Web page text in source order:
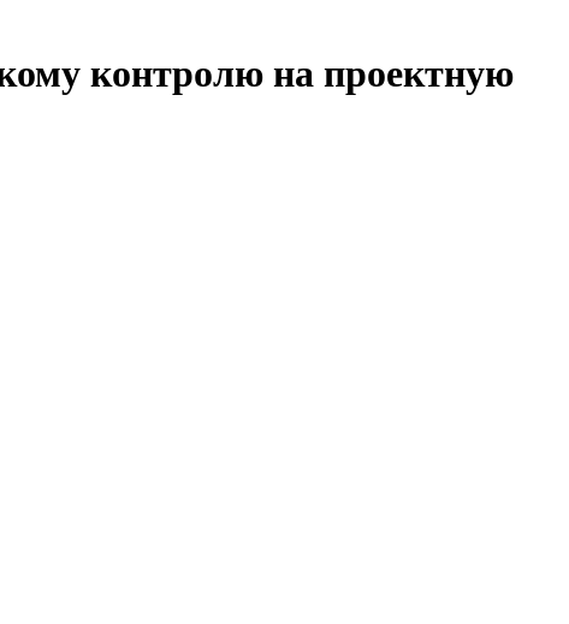
контролю на проектную